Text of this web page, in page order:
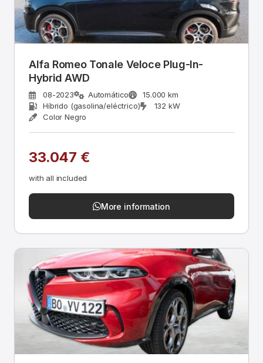
Alfa Romeo Tonale Veloce Plug-In-
Hybrid AWD
08-2023 Automático
15.000 km
Híbrido (gasolina/eléctrico)
132 kW
Color Negro
33.047 €
with all included
More information